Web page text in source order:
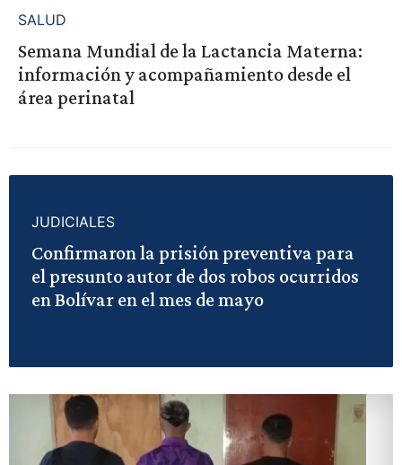
SALUD
Semana Mundial de la Lactancia Materna:
información y acompañamiento desde el
área perinatal
JUDICIALES
Confirmaron la prisión preventiva para
el presunto autor de dos robos ocurridos
en Bolívar en el mes de mayo